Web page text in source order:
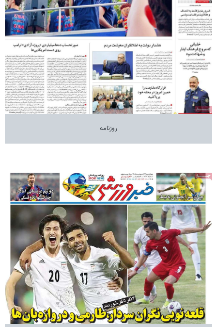
روزنامه